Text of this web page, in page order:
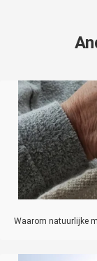
Waarom natuurlijke